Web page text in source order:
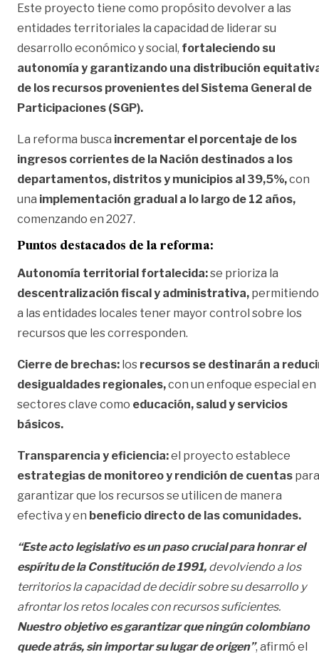
Este proyecto tiene como propósito devolver a las
entidades territoriales la capacidad de liderar su
desarrollo económico y social, fortaleciendo su
autonomía y garantizando una distribución
de los recursos provenientes del Sistema General de
Participaciones (SGP).
La reforma busca incrementar el porcentaje de los
ingresos corrientes de la Nación destinados a los
departamentos, distritos y municipios al 39,5%,con
una implementación gradual a lo largo de 12 años,
comenzando en 2027.
Puntos destacados de la reforma:
Autonomía territorial fortalecida:se prioriza la
descentralización fiscal y administrativa, permitiendo
a las entidades locales tener mayor control sobre los
recursos que les corresponden.
Cierre de brechas: los recursos se destinarán a
desigualdades regionales,con un enfoque especial en
sectores clave como educación, salud y servicios
básicos.
Transparencia y eficiencia:el proyecto establece
estrategias de monitoreo y rendición de cuentas para
garantizar que los recursos se utilicen de manera
efectiva y en beneficio directo de las comunidades.
“Este acto legislativo es un paso crucial para honrar el
espíritu de la Constitución de 1991, devolviendo a los
territorios la capacidad de decidir sobre su desarrollo y
afrontar los retos locales con recursos suficientes.
Nuestro objetivo es garantizar que ningún colombiano
quede atrás, sin importar su lugar de origen”, afirmó el